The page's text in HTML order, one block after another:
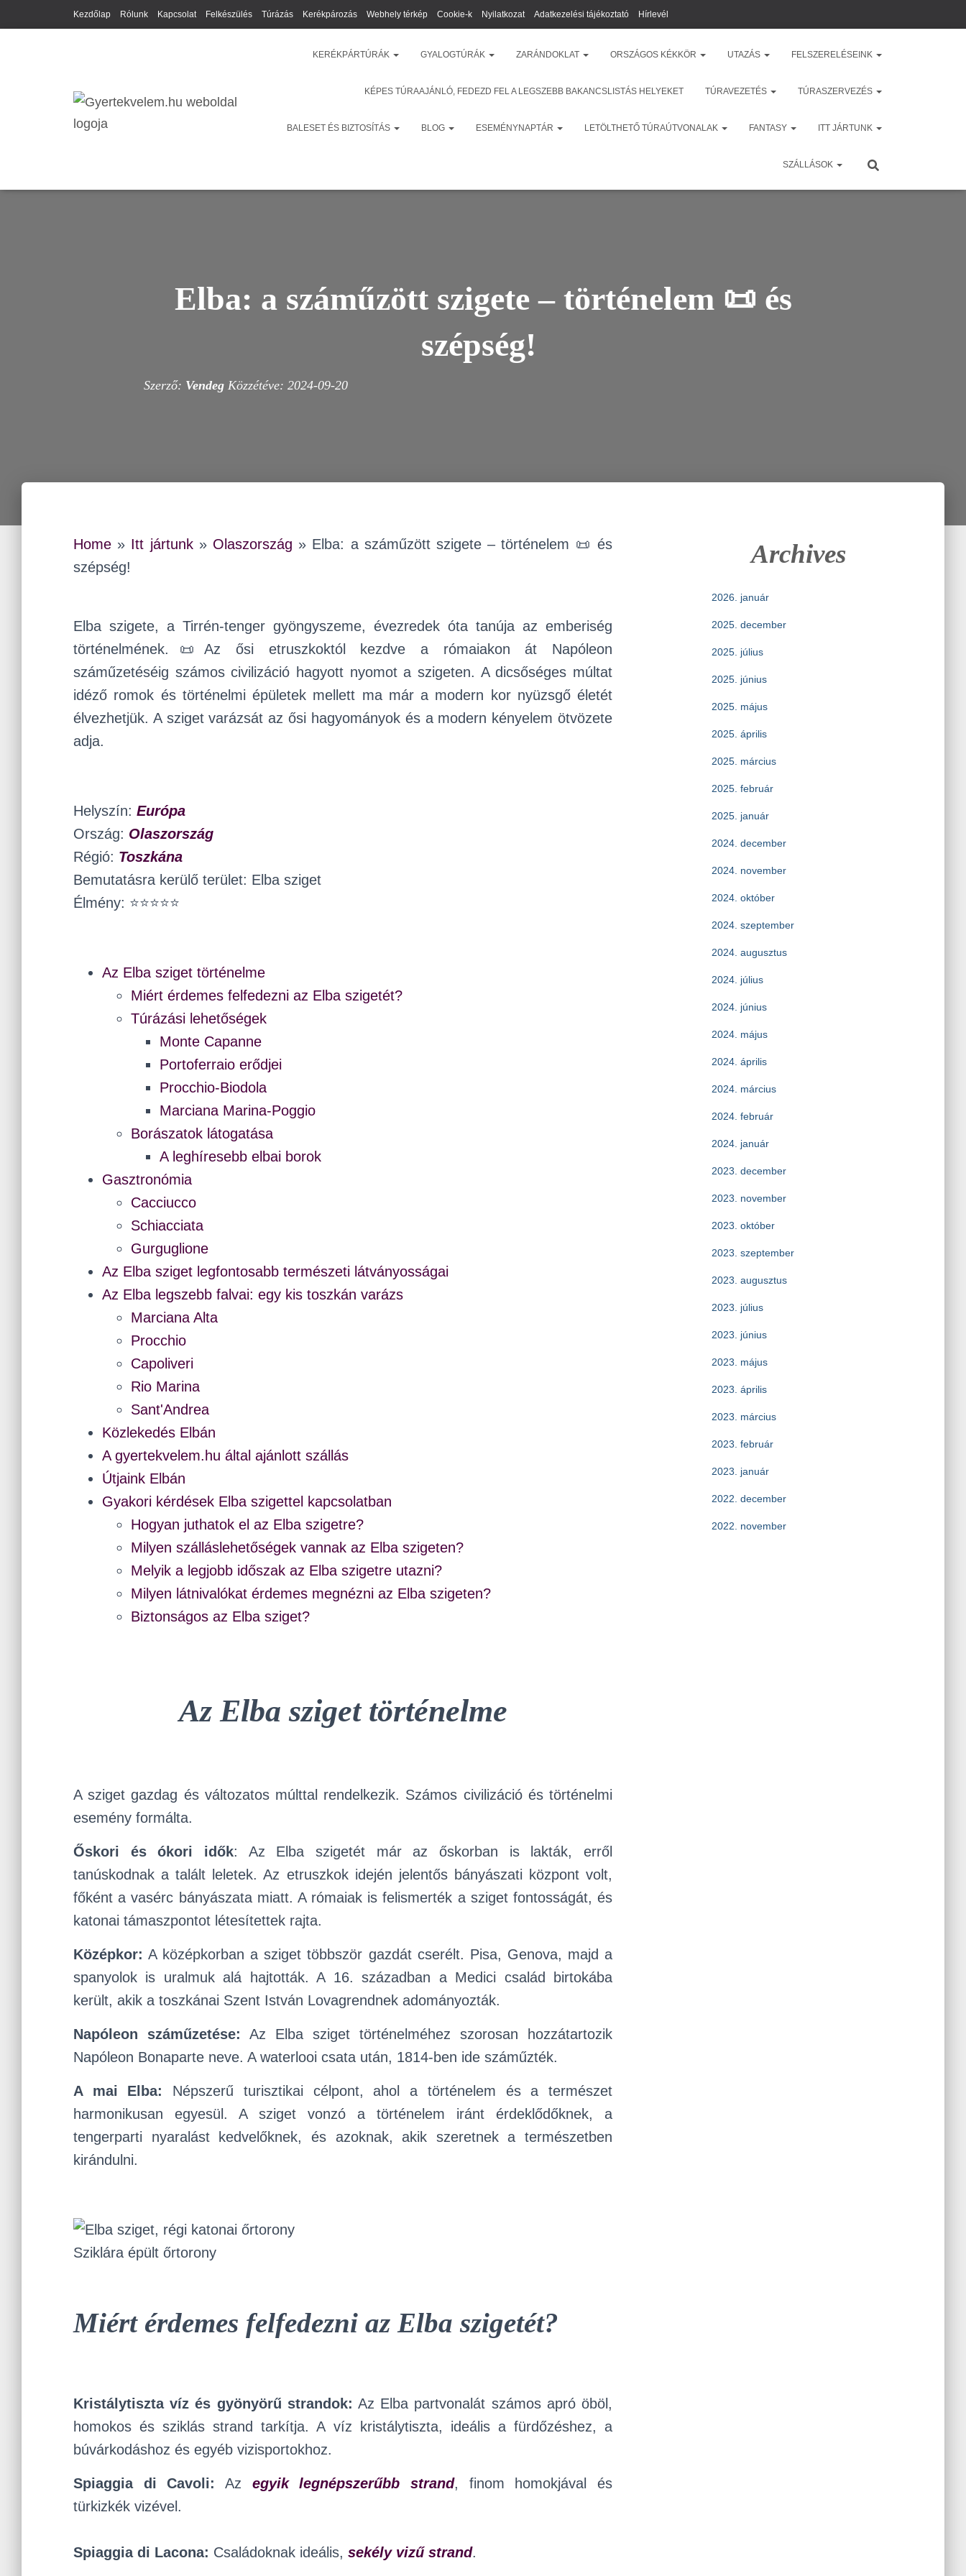
Kezdőlap Rólunk Kapcsolat Felkészülés Túrázás Kerékpározás Webhely térkép Cookie-k Nyilatkozat Adatkezelési tájékoztató Hírlevél
KERÉKPÁRTÚRÁK GYALOGTÚRÁK ZARÁNDOKLAT ORSZÁGOS KÉKKÖR UTAZÁS FELSZERELÉSEINK
KÉPES TÚRAAJÁNLÓ, FEDEZD FEL A LEGSZEBB BAKANCSLISTÁS HELYEKET TÚRAVEZETÉS TÚRASZERVEZÉS
BALESET ÉS BIZTOSÍTÁS BLOG ESEMÉNYNAPTÁR LETÖLTHETŐ TÚRAÚTVONALAK FANTASY ITT JÁRTUNK
SZÁLLÁSOK
Elba: a száműzött szigete – történelem 📜 és
szépség!
Szerző: VendegKözzétéve: 2024-09-20
Home » Itt jártunk » Olaszország » Elba: a száműzött szigete – történelem 📜 és
szépség!
Elba szigete, a Tirrén-tenger gyöngyszeme, évezredek óta tanúja az emberiség
történelmének.📜Az ősi etruszkoktól kezdve a rómaiakon át Napóleon
száműzetéséig számos civilizáció hagyott nyomot a szigeten. A dicsőséges múltat
idéző romok és történelmi épületek mellett ma már a modern kor nyüzsgő életét
élvezhetjük. A sziget varázsát az ősi hagyományok és a modern kényelem ötvözete
adja.
Helyszín: Európa
Ország: Olaszország
Régió: Toszkána
Bemutatásra kerülő terület: Elba sziget
Élmény: ⭐⭐⭐⭐⭐
Az Elba sziget történelme
Miért érdemes felfedezni az Elba szigetét?
Túrázási lehetőségek
Monte Capanne
Portoferraio erődjei
Procchio-Biodola
Marciana Marina-Poggio
Borászatok látogatása
A leghíresebb elbai borok
Gasztronómia
Cacciucco
Schiacciata
Gurguglione
Az Elba sziget legfontosabb természeti látványosságai
Az Elba legszebb falvai: egy kis toszkán varázs
Marciana Alta
Procchio
Capoliveri
Rio Marina
Sant'Andrea
Közlekedés Elbán
A gyertekvelem.hu által ajánlott szállás
Útjaink Elbán
Gyakori kérdések Elba szigettel kapcsolatban
Hogyan juthatok el az Elba szigetre?
Milyen szálláslehetőségek vannak az Elba szigeten?
Melyik a legjobb időszak az Elba szigetre utazni?
Milyen látnivalókat érdemes megnézni az Elba szigeten?
Biztonságos az Elba sziget?
Az Elba sziget történelme
A sziget gazdag és változatos múlttal rendelkezik. Számos civilizáció és történelmi
esemény formálta.
Őskori és ókori idők: Az Elba szigetét már az őskorban is lakták, erről
tanúskodnak a talált leletek. Az etruszkok idején jelentős bányászati központ volt,
főként a vasérc bányászata miatt. A rómaiak is felismerték a sziget fontosságát, és
katonai támaszpontot létesítettek rajta.
Középkor: A középkorban a sziget többször gazdát cserélt. Pisa, Genova, majd a
spanyolok is uralmuk alá hajtották. A 16. században a Medici család birtokába
került, akik a toszkánai Szent István Lovagrendnek adományozták.
Napóleon száműzetése: Az Elba sziget történelméhez szorosan hozzátartozik
Napóleon Bonaparte neve. A waterlooi csata után, 1814-ben ide száműzték.
A mai Elba:
Népszerű turisztikai célpont, ahol a történelem és a természet
harmonikusan egyesül. A sziget vonzó a történelem iránt érdeklődőknek, a
tengerparti nyaralást kedvelőknek, és azoknak, akik szeretnek a természetben
kirándulni.
Sziklára épült őrtorony
Miért érdemes felfedezni az Elba szigetét?
Kristálytiszta víz és gyönyörű strandok: Az Elba partvonalát számos apró öböl,
homokos és sziklás strand tarkítja. A víz kristálytiszta, ideális a fürdőzéshez, a
búvárkodáshoz és egyéb vizisportokhoz.
Spiaggia di Cavoli: Az egyik legnépszerűbb strand, finom homokjával és
türkizkék vizével.
Spiaggia di Lacona: Családoknak ideális, sekély vizű strand.
Archives
2026. január
2025. december
2025. július
2025. június
2025. május
2025. április
2025. március
2025. február
2025. január
2024. december
2024. november
2024. október
2024. szeptember
2024. augusztus
2024. július
2024. június
2024. május
2024. április
2024. március
2024. február
2024. január
2023. december
2023. november
2023. október
2023. szeptember
2023. augusztus
2023. július
2023. június
2023. május
2023. április
2023. március
2023. február
2023. január
2022. december
2022. november